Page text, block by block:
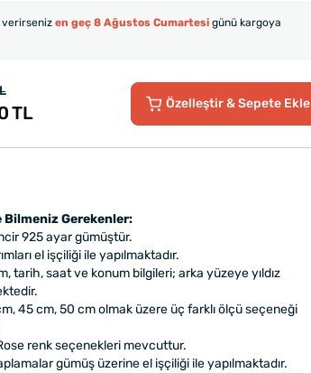
verirseniz en geç 8 Ağustos Cumartesi günü kargoya
TL Özelleştir& Sepete Ekle
Bilmeniz Gerekenler:
925 ayar gümüştür.
el işçiliği ile yapılmaktadır.
tarih, saat ve konum bilgileri; arka yüzeye yıldız
45 cm, 50 cm olmak üzere üç farklı ölçü seçeneği
renk seçenekleri mevcuttur.
gümüş üzerine el işçiliği ile yapılmaktadır.